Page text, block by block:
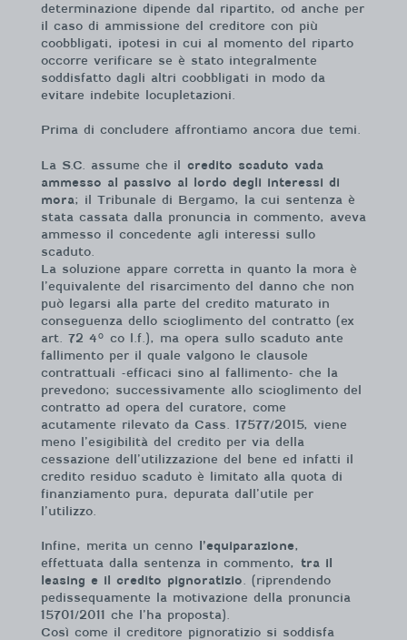
determinazione dipende dal ripartito, od anche per
il caso di ammissione del creditore con più
coobbligati, ipotesi in cui al momento del riparto
occorre verificare se è stato integralmente
soddisfatto dagli altri coobbligati in modo da
evitare indebite locupletazioni.
Prima di concludere affrontiamo ancora due temi.
La S.C. assume che il credito scaduto vada
ammesso al passivo al lordo degli interessi di
mora; il Tribunale di Bergamo, la cui sentenza è
stata cassata dalla pronuncia in commento, aveva
ammesso il concedente agli interessi sullo
scaduto.
La soluzione appare corretta in quanto la mora è
l’equivalente del risarcimento del danno che non
può legarsi alla parte del credito maturato in
conseguenza dello scioglimento del contratto (ex
art. 72 4° co l.f.), ma opera sullo scaduto ante
fallimento per il quale valgono le clausole
contrattuali -efficaci sino al fallimento- che la
prevedono; successivamente allo scioglimento del
contratto ad opera del curatore, come
acutamente rilevato da Cass. 17577/2015, viene
meno l’esigibilità del credito per via della
cessazione dell’utilizzazione del bene ed infatti il
credito residuo scaduto è limitato alla quota di
finanziamento pura, depurata dall’utile per
l’utilizzo.
Infine, merita un cenno l’equiparazione,
effettuata dalla sentenza in commento, tra il
leasing e il credito pignoratizio. (riprendendo
pedissequamente la motivazione della pronuncia
15701/2011 che l’ha proposta).
Così come il creditore pignoratizio si soddisfa